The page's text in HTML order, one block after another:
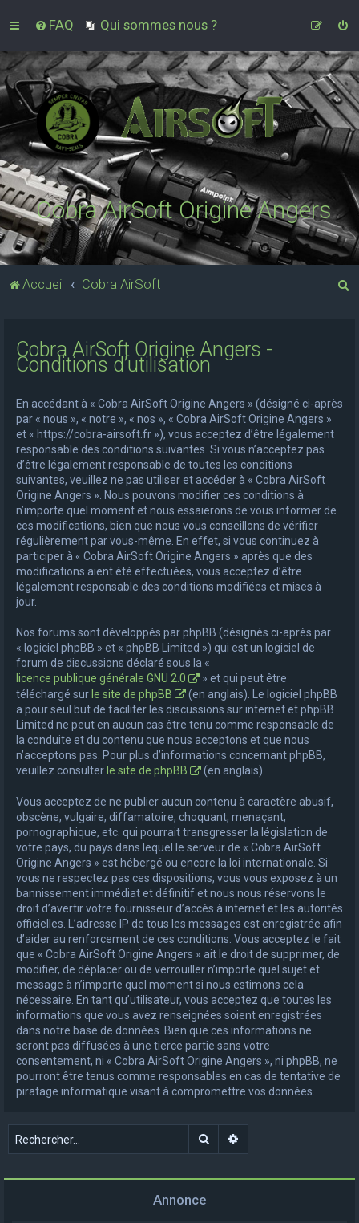
FAQ Qui sommes nous ?
Cobra AirSoft Origine Angers
Accueil Cobra AirSoft
Cobra AirSoft Origine Angers -
Conditions d’utilisation
En accédant à « Cobra AirSoft Origine Angers » (désigné ci-après
par « nous », « notre », « nos », « Cobra AirSoft Origine Angers »
et « https://cobra-airsoft.fr »), vous acceptez d’être légalement
responsable des conditions suivantes. Si vous n’acceptez pas
d’être légalement responsable de toutes les conditions
suivantes, veuillez ne pas utiliser et accéder à « Cobra AirSoft
Origine Angers ». Nous pouvons modifier ces conditions à
n’importe quel moment et nous essaierons de vous informer de
ces modifications, bien que nous vous conseillons de vérifier
régulièrement par vous-même. En effet, si vous continuez à
participer à « Cobra AirSoft Origine Angers » après que des
modifications aient été effectuées, vous acceptez d’être
légalement responsable des conditions modifiées et mises à
jour.
Nos forums sont développés par phpBB (désignés ci-après par
« logiciel phpBB » et « phpBB Limited ») qui est un logiciel de
forum de discussions déclaré sous la «
licence publique générale GNU 2.0
» et qui peut être
téléchargé surle site de phpBB
(en anglais). Le logiciel phpBB
a pour seul but de faciliter les discussions sur internet et phpBB
Limited ne peut en aucun cas être tenu comme responsable de
la conduite et du contenu que nous acceptons et que nous
n’acceptons pas. Pour plus d’informations concernant phpBB,
veuillez consulter le site de phpBB (en anglais).
Vous acceptez de ne publier aucun contenu à caractère abusif,
obscène, vulgaire, diffamatoire, choquant, menaçant,
pornographique, etc. qui pourrait transgresser la législation de
votre pays, du pays dans lequel le serveur de « Cobra AirSoft
Origine Angers » est hébergé ou encore la loi internationale. Si
vous ne respectez pas ces dispositions, vous vous exposez à un
bannissement immédiat et définitif et nous nous réservons le
droit d’avertir votre fournisseur d’accès à internet et les autorités
officielles. L’adresse IP de tous les messages est enregistrée afin
d’aider au renforcement de ces conditions. Vous acceptez le fait
que « Cobra AirSoft Origine Angers » ait le droit de supprimer, de
modifier, de déplacer ou de verrouiller n’importe quel sujet et
message à n’importe quel moment si nous estimons cela
nécessaire. En tant qu’utilisateur, vous acceptez que toutes les
informations que vous avez renseignées soient enregistrées
dans notre base de données. Bien que ces informations ne
seront pas diffusées à une tierce partie sans votre
consentement, ni « Cobra AirSoft Origine Angers », ni phpBB, ne
pourront être tenus comme responsables en cas de tentative de
piratage informatique visant à compromettre vos données.
Rechercher
Annonce